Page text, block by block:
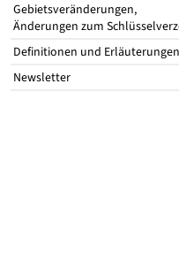
Gebietsveränderungen,
Änderungen zum
Definitionen und Erläuterungen
Newsletter